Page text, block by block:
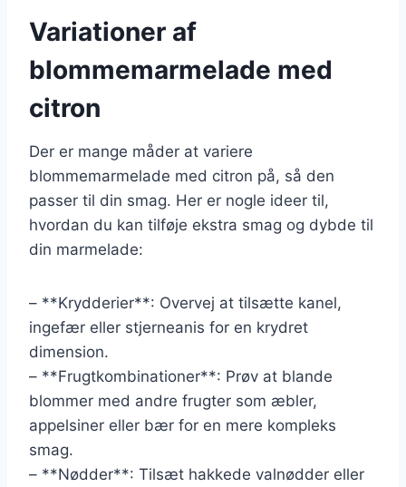
Variationer af
blommemarmelade med
citron
Der er mange måder at variere
blommemarmelade med citron på, så den
passer til din smag. Her er nogle ideer til,
hvordan du kan tilføje ekstra smag og dybde til
din marmelade:
– **Krydderier**: Overvej at tilsætte kanel,
ingefær eller stjerneanis for en krydret
dimension.
– **Frugtkombinationer**: Prøv at blande
blommer med andre frugter som æbler,
appelsiner eller bær for en mere kompleks
smag.
– **Nødder**: Tilsæt hakkede valnødder eller